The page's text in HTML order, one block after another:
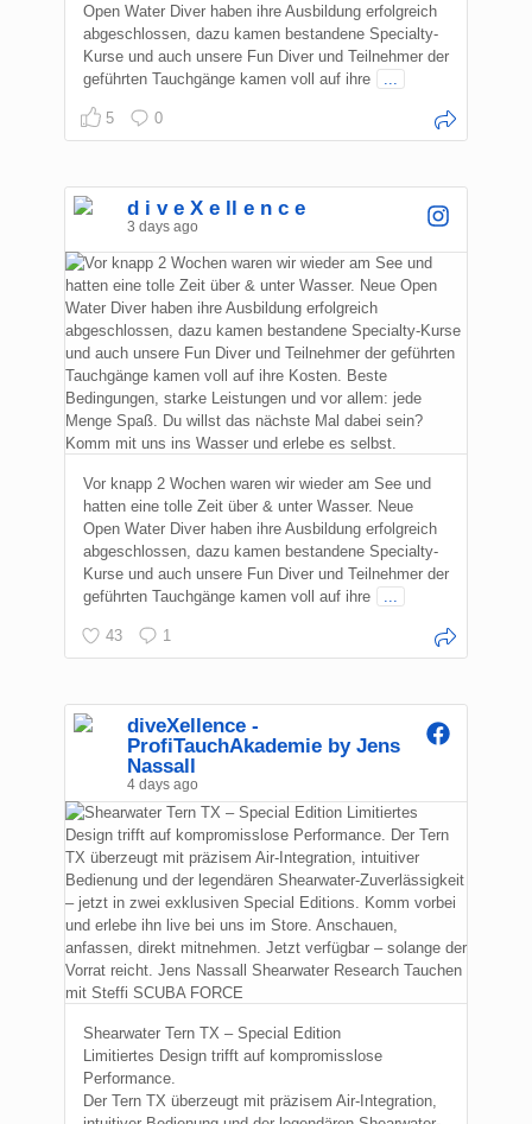
Open Water Diver haben ihre Ausbildung erfolgreich
abgeschlossen, dazu kamen bestandene Specialty-
Kurse und auch unsere Fun Diver und Teilnehmer der
geführten Tauchgänge kamen voll auf ihre
5 0
d i v e X e ll e n c e
3 days ago
Vor knapp 2 Wochen waren wir wieder am See und
hatten eine tolle Zeit über & unter Wasser. Neue
Open Water Diver haben ihre Ausbildung erfolgreich
abgeschlossen, dazu kamen bestandene Specialty-
Kurse und auch unsere Fun Diver und Teilnehmer der
geführten Tauchgänge kamen voll auf ihre
43 1
diveXellence -
ProfiTauchAkademie by Jens
Nassall
4 days ago
Shearwater Tern TX – Special Edition
Limitiertes Design trifft auf kompromisslose
Performance.
Der Tern TX überzeugt mit präzisem Air-Integration,